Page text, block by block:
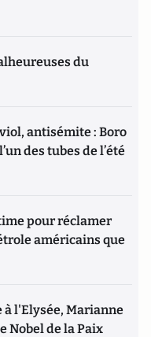
du
antisémite : Boro
des tubes de l’été
pour réclamer
américains que
à l'Elysée, Marianne
Nobel de la Paix